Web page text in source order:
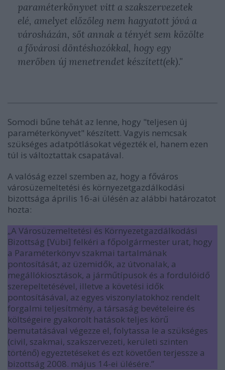
paraméterkönyvet vitt a szakszervezetek
elé, amelyet előzőleg nem hagyatott jóvá a
városházán, sőt annak a tényét sem közölte
a fővárosi döntéshozókkal, hogy egy
merőben új menetrendet készített(ek)."
Somodi bűne tehát az lenne, hogy "teljesen új
paraméterkönyvet" készített. Vagyis nemcsak
szükséges adatpótlásokat végezték el, hanem ezen
túl is változtattak csapatával.
A valóság ezzel szemben az, hogy a főváros
városüzemeltetési és környezetgazdálkodási
bizottsága április 16-ai ülésén az alábbi határozatot
hozta:
„A Városüzemeltetési és Környezetgazdálkodási
Bizottság [Vübi] felkéri a főpolgármester urat, hogy
a Paraméterkönyv szakmai tartalmának
pontosítását, az üzemidők, az útvonalak, a
megállókiosztások, a járműtípusok és a fordulóidő
szerepeltetésével, illetve a követési idők
pontosításával, az egyes viszonylatokhoz rendelt
forgalmi teljesítmény, a társaság bevételeire és
költségeire gyakorolt hatások teljes körű
bemutatásával végezze el, folytassa le a szükséges
(civil, szakmai, szakszervezeti, kerületi szinten
történő) egyeztetéseket és ezt követően terjessze a
bizottság 2008. május 14-ei ülésére.”